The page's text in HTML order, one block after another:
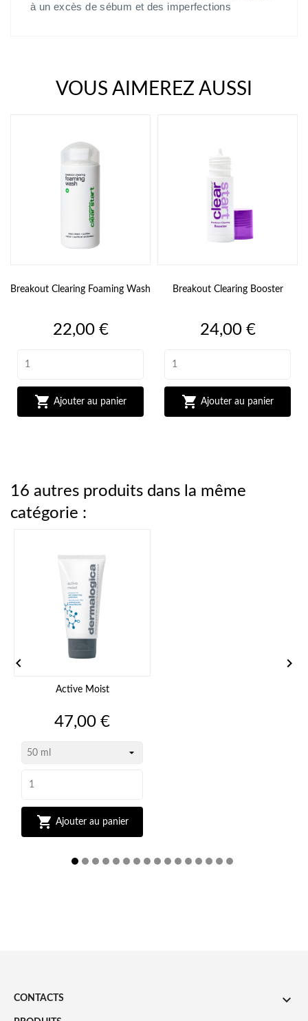
à un excès de sébum et des imperfections
VOUS AIMEREZ AUSSI
Breakout Clearing Foaming Wash
Prix
22,00 €
 Ajouter au panier
Breakout Clearing Booster
Prix
24,00 €
 Ajouter au panier
16 autres produits dans la même
catégorie :
Active Moist
Prix
47,00 €
 Ajouter au panier
 
CONTACTS 